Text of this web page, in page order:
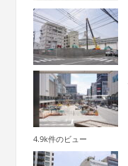
4.9k件のビュー